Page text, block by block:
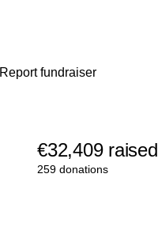
€32,409 raised
259 donations
Report fundraiser